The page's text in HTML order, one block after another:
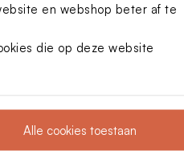
en webshop beter af te
die op deze website
Alle cookies toestaan
Klassiek label in